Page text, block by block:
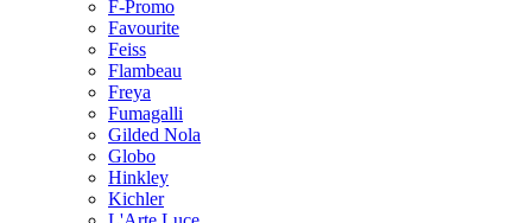
F-Promo
Favourite
Feiss
Flambeau
Freya
Fumagalli
Gilded Nola
Globo
Hinkley
Kichler